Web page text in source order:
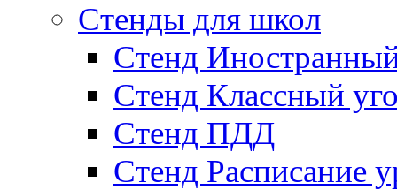
Стенды для школ
Стенд
Стенд Классный
Стенд ПДД
Стенд Расписание